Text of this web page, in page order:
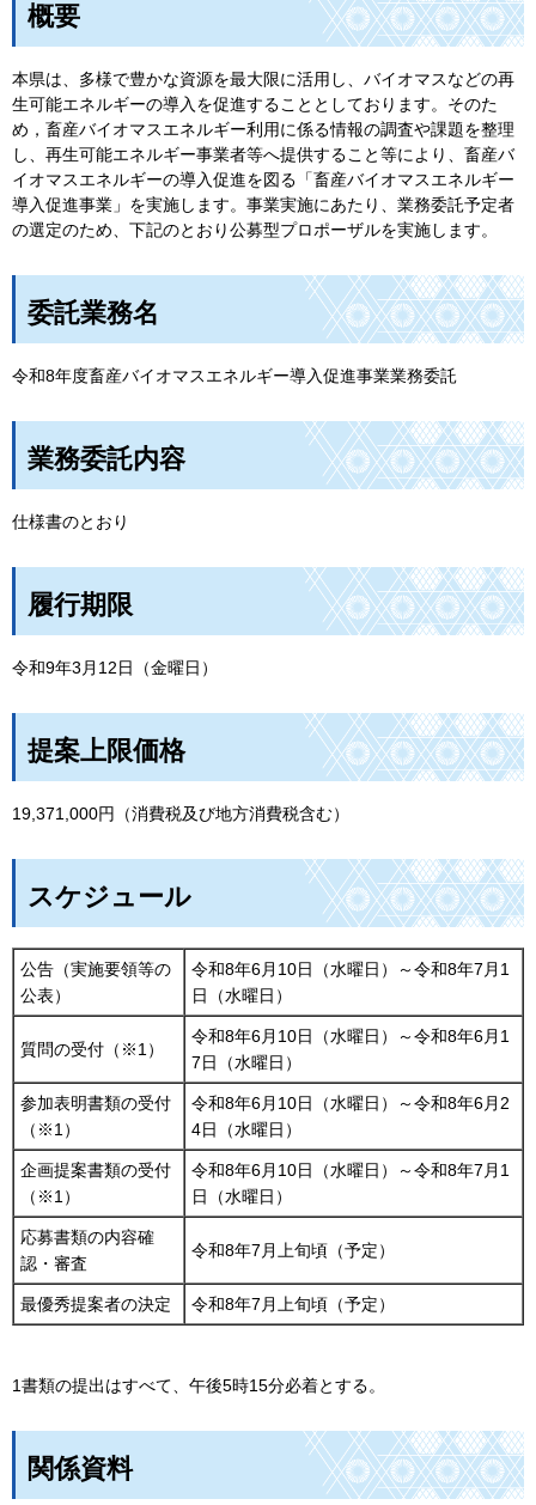
概要
本県は、多様で豊かな資源を最大限に活用し、バイオマスなどの再
生可能エネルギーの導入を促進することとしております。そのた
め，畜産バイオマスエネルギー利用に係る情報の調査や課題を整理
し、再生可能エネルギー事業者等へ提供すること等により、畜産バ
イオマスエネルギーの導入促進を図る「畜産バイオマスエネルギー
導入促進事業」を実施します。事業実施にあたり、業務委託予定者
の選定のため、下記のとおり公募型プロポーザルを実施します。
委託業務名
令和8年度畜産バイオマスエネルギー導入促進事業業務委託
業務委託内容
仕様書のとおり
履行期限
令和9年3月12日（金曜日）
提案上限価格
19,371,000円（消費税及び地方消費税含む）
スケジュール
公告（実施要領等の
公表）
令和8年6月10日（水曜日）～令和8年7月1
日（水曜日）
質問の受付（※1）
令和8年6月10日（水曜日）～令和8年6月1
7日（水曜日）
参加表明書類の受付
（※1）
令和8年6月10日（水曜日）～令和8年6月2
4日（水曜日）
企画提案書類の受付
（※1）
令和8年6月10日（水曜日）～令和8年7月1
日（水曜日）
応募書類の内容確
認・審査
令和8年7月上旬頃（予定）
最優秀提案者の決定 令和8年7月上旬頃（予定）
1書類の提出はすべて、午後5時15分必着とする。
関係資料